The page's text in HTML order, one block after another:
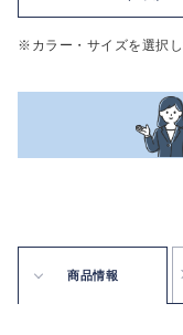
※カラー・サイズを選択
商品情報